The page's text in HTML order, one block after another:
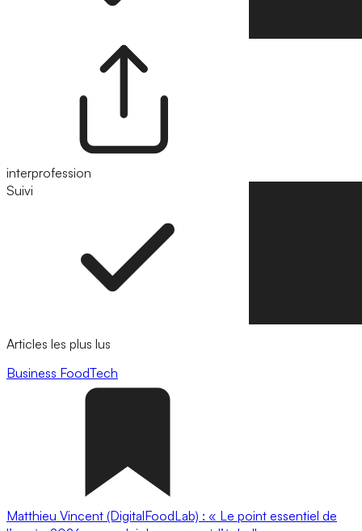
interprofession
Suivi
Articles les plus lus
Business FoodTech
Matthieu Vincent (DigitalFoodLab) : « Le point essentiel de